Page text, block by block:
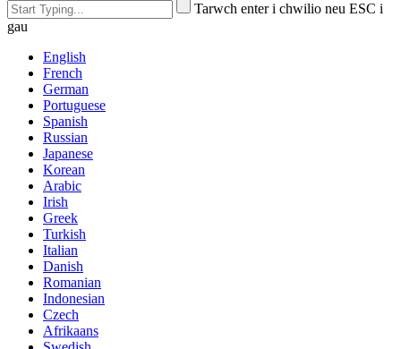
Tarwch enter i chwilio neu ESC i
gau
English
French
German
Portuguese
Spanish
Russian
Japanese
Korean
Arabic
Irish
Greek
Turkish
Italian
Danish
Romanian
Indonesian
Czech
Afrikaans